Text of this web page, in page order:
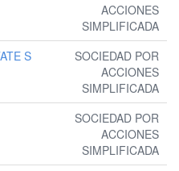
ACCIONES
SIMPLIFICADA
S
SOCIEDAD POR
ACCIONES
SIMPLIFICADA
SOCIEDAD POR
ACCIONES
SIMPLIFICADA